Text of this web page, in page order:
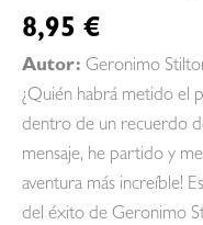
8,95 €
Autor: Geronimo
¿Quién habrá metido el
dentro de un recuerdo
mensaje, he partido y
aventura más increíble!
del éxito de Geronimo